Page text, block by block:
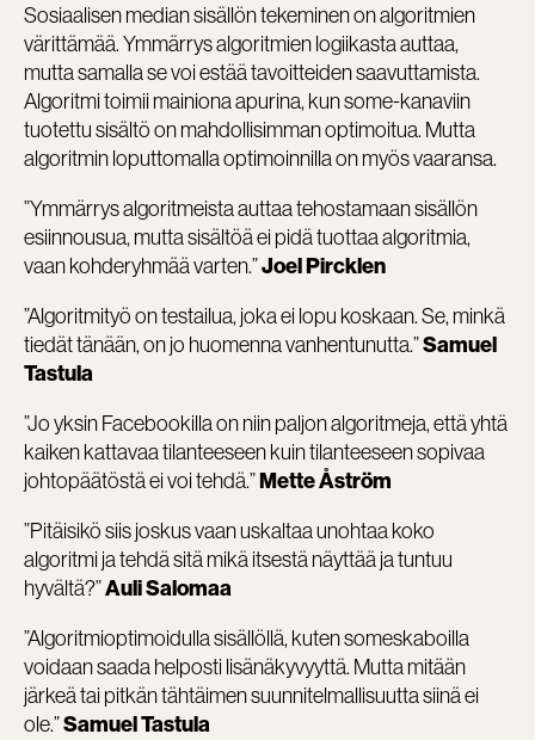
Sosiaalisen median sisällön tekeminen on algoritmien
värittämää. Ymmärrys algoritmien logiikasta auttaa,
mutta samalla se voi estää tavoitteiden saavuttamista.
Algoritmi toimii mainiona apurina, kun some-kanaviin
tuotettu sisältö on mahdollisimman optimoitua. Mutta
algoritmin loputtomalla optimoinnilla on myös vaaransa.
”Ymmärrys algoritmeista auttaa tehostamaan sisällön
esiinnousua, mutta sisältöä ei pidä tuottaa algoritmia,
vaan kohderyhmää varten.”Joel Pircklen
”Algoritmityö on testailua, joka ei lopu koskaan. Se, minkä
tiedät tänään, on jo huomenna vanhentunutta.”Samuel
Tastula
”Jo yksin Facebookilla on niin paljon algoritmeja, että yhtä
kaiken kattavaa tilanteeseen kuin tilanteeseen sopivaa
johtopäätöstä ei voi tehdä.”Mette Åström
”Pitäisikö siis joskus vaan uskaltaa unohtaa koko
algoritmi ja tehdä sitä mikä itsestä näyttää ja tuntuu
hyvältä?”Auli Salomaa
”Algoritmioptimoidulla sisällöllä, kuten someskaboilla
voidaan saada helposti lisänäkyvyyttä. Mutta mitään
järkeä tai pitkän tähtäimen suunnitelmallisuutta siinä ei
ole.”Samuel Tastula